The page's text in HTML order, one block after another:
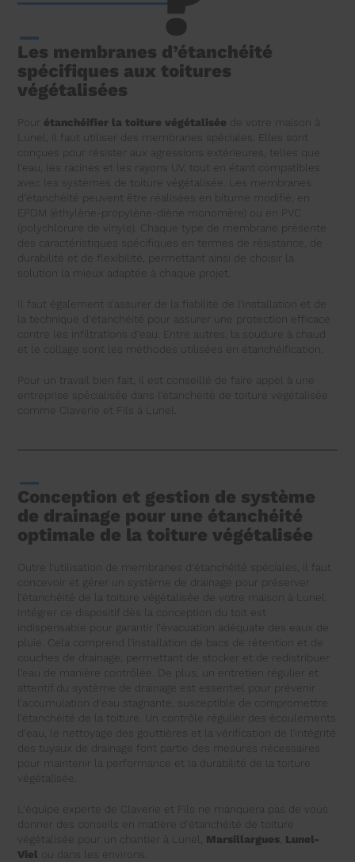
Les membranes d’étanchéité
spécifiques aux toitures
végétalisées
Pour étanchéifier la toiture végétalisée de votre maison à
Lunel, il faut utiliser des membranes spéciales. Elles sont
conçues pour résister aux agressions extérieures, telles que
l’eau, les racines et les rayons UV, tout en étant compatibles
avec les systèmes de toiture végétalisée. Les membranes
d’étanchéité peuvent être réalisées en bitume modifié, en
EPDM (éthylène-propylène-diène monomère) ou en PVC
(polychlorure de vinyle). Chaque type de membrane présente
des caractéristiques spécifiques en termes de résistance, de
durabilité et de flexibilité, permettant ainsi de choisir la
solution la mieux adaptée à chaque projet.
Il faut également s’assurer de la fiabilité de l’installation et de
la technique d’étanchéité pour assurer une protection efficace
contre les infiltrations d’eau. Entre autres, la soudure à chaud
et le collage sont les méthodes utilisées en étanchéification.
Pour un travail bien fait, il est conseillé de faire appel à une
entreprise spécialisée dans l’étanchéité de toiture végétalisée
comme Claverie et Fils à Lunel.
Conception et gestion de système
de drainage pour une étanchéité
optimale de la toiture végétalisée
Outre l’utilisation de membranes d’étanchéité spéciales, il faut
concevoir et gérer un système de drainage pour préserver
l’étanchéité de la toiture végétalisée de votre maison à Lunel.
Intégrer ce dispositif dès la conception du toit est
indispensable pour garantir l’évacuation adéquate des eaux de
pluie. Cela comprend l’installation de bacs de rétention et de
couches de drainage, permettant de stocker et de redistribuer
l’eau de manière contrôlée. De plus, un entretien régulier et
attentif du système de drainage est essentiel pour prévenir
l’accumulation d’eau stagnante, susceptible de compromettre
l’étanchéité de la toiture. Un contrôle régulier des écoulements
d’eau, le nettoyage des gouttières et la vérification de l’intégrité
des tuyaux de drainage font partie des mesures nécessaires
pour maintenir la performance et la durabilité de la toiture
végétalisée.
L’équipe experte de Claverie et Fils ne manquera pas de vous
donner des conseils en matière d’étanchéité de toiture
végétalisée pour un chantier à Lunel, Marsillargues Lunel-
Viel ou dans les environs.